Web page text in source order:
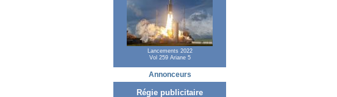
Lancements 2022
Vol 259 Ariane 5
Annonceurs
Régie publicitaire